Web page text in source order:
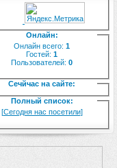
Онлайн:
Онлайн всего: 1
Гостей: 1
Пользователей: 0
Сечйчас на сайте:
Полный список:
[Сегодня нас посетили]